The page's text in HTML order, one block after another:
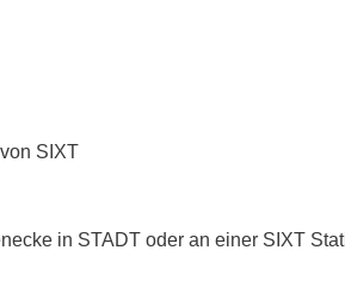
SIXT
in STADT oder an einer SIXT